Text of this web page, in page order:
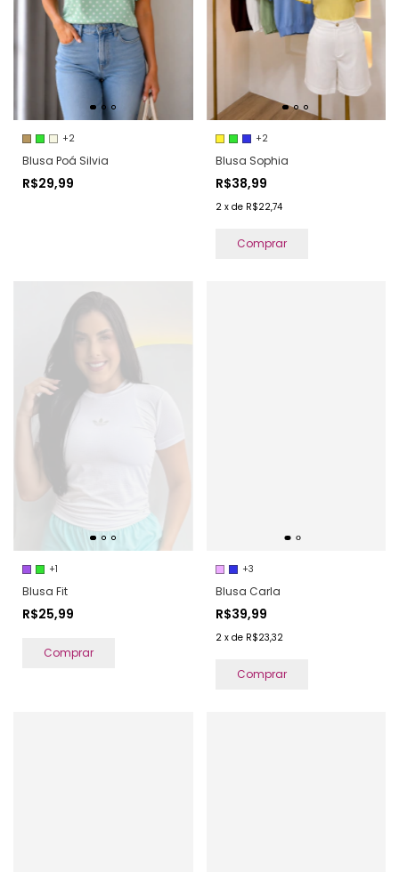
+2
Blusa Poá Silvia
R$29,99
+2
Blusa Sophia
R$38,99
2 x de R$22,74
Comprar
+1
Blusa Fit
R$25,99
Comprar
+3
Blusa Carla
R$39,99
2 x de R$23,32
Comprar